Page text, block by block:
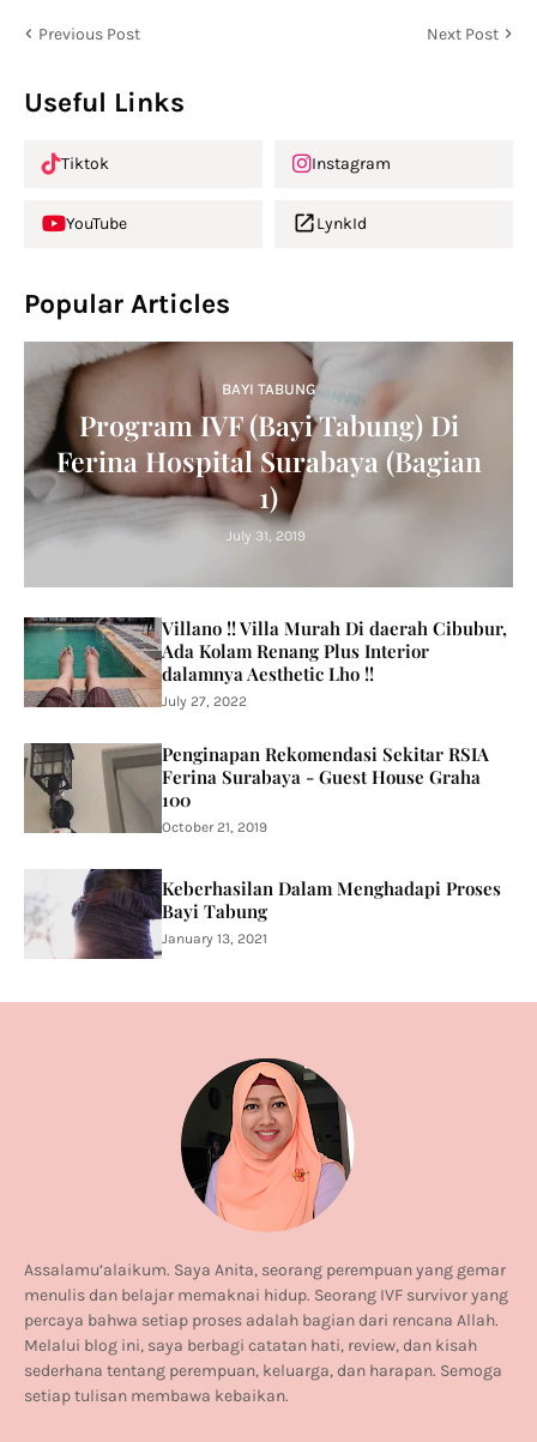
Previous Post Next Post
Useful Links
Tiktok Instagram
YouTube LynkId
Popular Articles
BAYI TABUNG
Program IVF (Bayi Tabung) Di
Ferina Hospital Surabaya (Bagian
1)
July 31, 2019
Villano !! Villa Murah Di daerah Cibubur,
Ada Kolam Renang Plus Interior
dalamnya Aesthetic Lho !!
July 27, 2022
Penginapan Rekomendasi Sekitar RSIA
Ferina Surabaya - Guest House Graha
100
October 21, 2019
Keberhasilan Dalam Menghadapi Proses
Bayi Tabung
January 13, 2021
Assalamu’alaikum. Saya Anita, seorang perempuan yang gemar
menulis dan belajar memaknai hidup. Seorang IVF survivor yang
percaya bahwa setiap proses adalah bagian dari rencana Allah.
Melalui blog ini, saya berbagi catatan hati, review, dan kisah
sederhana tentang perempuan, keluarga, dan harapan. Semoga
setiap tulisan membawa kebaikan.